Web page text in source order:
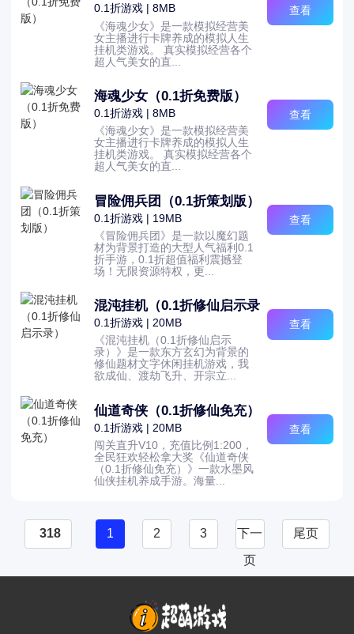
0.1折游戏 | 8MB
《海魂少女》是一款模拟经营美
女主播进行卡牌养成的模拟人生
挂机类游戏。 真实模拟经营各个
超人气美女的直...
查看
海魂少女（0.1折免费版）
0.1折游戏 | 8MB
《海魂少女》是一款模拟经营美
女主播进行卡牌养成的模拟人生
挂机类游戏。 真实模拟经营各个
超人气美女的直...
查看
冒险佣兵团（0.1折策划版）
0.1折游戏 | 19MB
《冒险佣兵团》是一款以魔幻题
材为背景打造的大型人气福利0.1
折手游，0.1折超值福利震撼登
场！无限资源特权，更...
查看
混沌挂机（0.1折修仙启示录）
0.1折游戏 | 20MB
《混沌挂机（0.1折修仙启示
录）》是一款东方玄幻为背景的
修仙题材文字休闲挂机游戏，我
欲成仙、渡劫飞升、开宗立...
查看
仙道奇侠（0.1折修仙免充）
0.1折游戏 | 20MB
闯关直升V10，充值比例1:200，
全民狂欢轻松拿大奖《仙道奇侠
（0.1折修仙免充）》一款水墨风
仙侠挂机养成手游。海量...
查看
318 1 2 3
下一
页
尾页